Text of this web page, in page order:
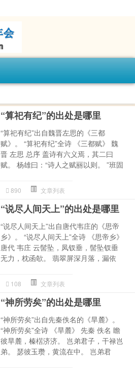
“算祀有纪”的出处是哪里
“算祀有纪”出自魏晋左思的《三都
赋》。 “算祀有纪”全诗 《三都赋》 魏
晋 左思 总序 盖诗有六义焉，其二曰
赋。 杨雄曰：“诗人之赋丽以则。 ”班固
890 文章列表
“说尽人间天上”的出处是哪里
“说尽人间天上”出自唐代韦庄的《思帝
乡》。 “说尽人间天上”全诗 《思帝乡》
唐代 韦庄 云髻坠，凤钗垂，髻坠钗垂
无力，枕函欹。 翡翠屏深月落，漏依
108 文章列表
“神所劳矣”的出处是哪里
“神所劳矣”出自先秦佚名的《旱麓》。
“神所劳矣”全诗 《旱麓》 先秦 佚名 瞻
彼旱麓，榛楛济济。 岂弟君子，干禄岂
弟。 瑟彼玉瓒，黄流在中。 岂弟君